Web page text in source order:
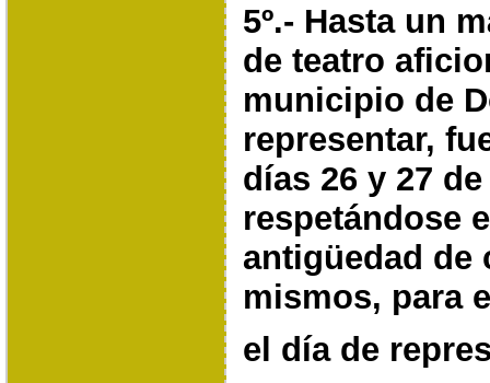
5º.- Hasta un
de teatro
municipio de
representar,
días 26 y 27
respetándose
antigüedad de
mismos, para
el día de